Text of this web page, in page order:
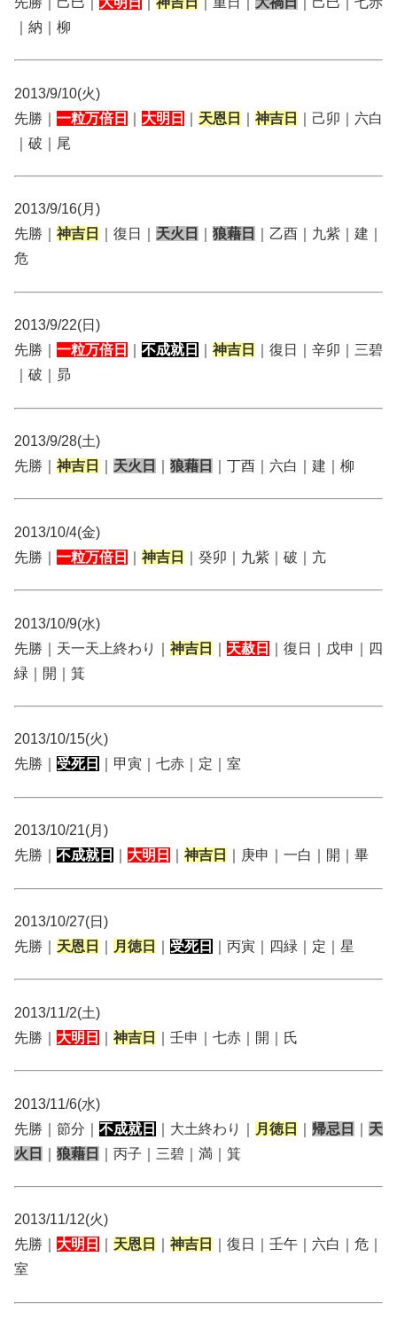
｜納｜柳
2013/9/10(火)
先勝｜ 一粒万倍日 大明日 天恩日 神吉日
｜己卯｜六白
｜破｜尾
2013/9/16(月)
先勝｜ 神吉日 ｜復日｜ 天火日 狼藉日
｜乙酉｜九紫｜建｜
危
2013/9/22(日)
先勝｜ 一粒万倍日 不成就日 神吉日
｜復日｜辛卯｜三碧
｜破｜昴
2013/9/28(土)
先勝｜ 神吉日 天火日 狼藉日 ｜丁酉｜六白｜建｜柳
2013/10/4(金)
先勝｜ 一粒万倍日 神吉日 ｜癸卯｜九紫｜破｜亢
2013/10/9(水)
先勝｜天一天上終わり｜ 神吉日 天赦日
｜復日｜戊申｜四
緑｜開｜箕
2013/10/15(火)
先勝｜ 受死日 ｜甲寅｜七赤｜定｜室
2013/10/21(月)
先勝｜ 不成就日 大明日 神吉日 ｜庚申｜一白｜開｜畢
2013/10/27(日)
先勝｜ 天恩日 月徳日 受死日 ｜丙寅｜四緑｜定｜星
2013/11/2(土)
先勝｜ 大明日 神吉日 ｜壬申｜七赤｜開｜氏
2013/11/6(水)
先勝｜節分｜ 不成就日 ｜大土終わり｜ 月徳日 帰忌日
天
火日
狼藉日 ｜丙子｜三碧｜満｜箕
2013/11/12(火)
先勝｜ 大明日 天恩日 神吉日
｜復日｜壬午｜六白｜危｜
室